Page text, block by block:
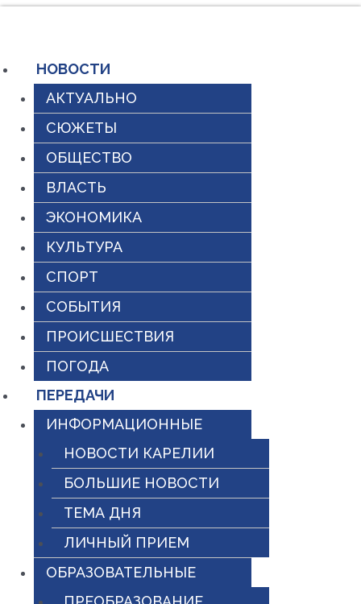
содержимому
НОВОСТИ
АКТУАЛЬНО
СЮЖЕТЫ
ОБЩЕСТВО
ВЛАСТЬ
ЭКОНОМИКА
КУЛЬТУРА
СПОРТ
СОБЫТИЯ
ПРОИСШЕСТВИЯ
ПОГОДА
ПЕРЕДАЧИ
ИНФОРМАЦИОННЫЕ
НОВОСТИ КАРЕЛИИ
БОЛЬШИЕ НОВОСТИ
ТЕМА ДНЯ
ЛИЧНЫЙ ПРИЕМ
ОБРАЗОВАТЕЛЬНЫЕ